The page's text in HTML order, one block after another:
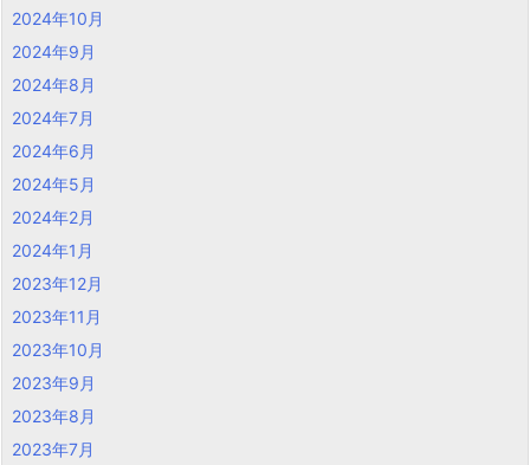
2024年10月
2024年9月
2024年8月
2024年7月
2024年6月
2024年5月
2024年2月
2024年1月
2023年12月
2023年11月
2023年10月
2023年9月
2023年8月
2023年7月